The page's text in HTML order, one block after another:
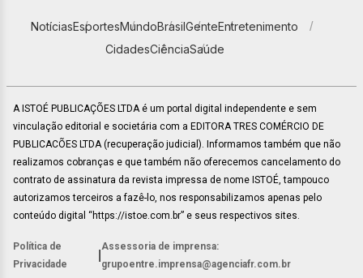
NotíciasEsportesMundoBrasilGenteEntretenimento
CidadesCiênciaSaúde
A ISTOÉ PUBLICAÇÕES LTDA é um portal digital independente e sem
vinculação editorial e societária com a EDITORA TRES COMÉRCIO DE
PUBLICACÕES LTDA (recuperação judicial). Informamos também que não
realizamos cobranças e que também não oferecemos cancelamento do
contrato de assinatura da revista impressa de nome ISTOÉ, tampouco
autorizamos terceiros a fazê-lo, nos responsabilizamos apenas pelo
conteúdo digital “https://istoe.com.br” e seus respectivos sites.
Política de
Privacidade
Assessoria de imprensa:
grupoentre.imprensa@agenciafr.com.br